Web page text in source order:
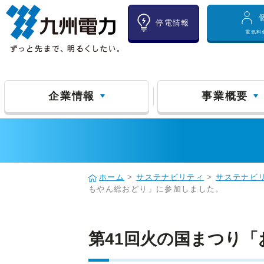
停電情報
電気料
企業情報 事業概要
ホーム >サステナビリティ >サステナビ
もやん総おどり」に参加しました。
第41回火の国まつり